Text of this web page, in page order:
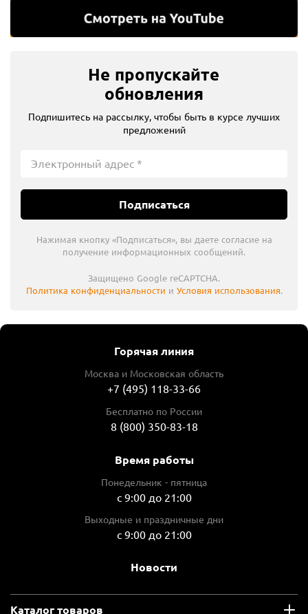
Не пропускайте
обновления
Подпишитесь на рассылку, чтобы быть в курсе лучших
предложений
Подписаться
Нажимая кнопку «Подписаться», вы даете согласие на
получение информационных сообщений.
Защищено Google reCAPTCHA.
Политика конфиденциальности и Условия использования.
Горячая линия
Москва и Московская область
+7 (495) 118-33-66
Бесплатно по России
8 (800) 350-83-18
Время работы
Понедельник - пятница
с 9:00 до 21:00
Выходные и праздничные дни
с 9:00 до 21:00
Новости
Каталог товаров